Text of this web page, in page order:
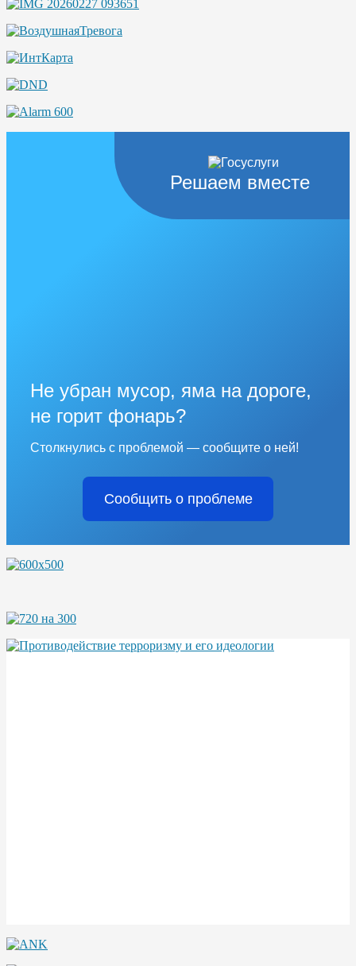
Решаем вместе
Не убран мусор, яма на дороге,
не горит фонарь?
Столкнулись с проблемой — сообщите о ней!
Сообщить о проблеме